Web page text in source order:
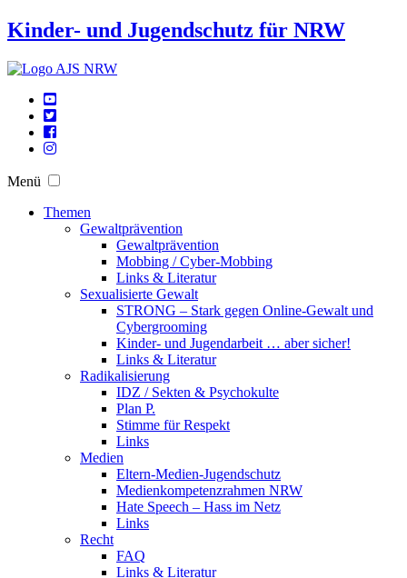
Kinder- und Jugendschutz für NRW
Menü
Themen
Gewaltprävention
Gewaltprävention
Mobbing / Cyber-Mobbing
Links & Literatur
Sexualisierte Gewalt
STRONG – Stark gegen Online-Gewalt und
Cybergrooming
Kinder- und Jugendarbeit … aber sicher!
Links & Literatur
Radikalisierung
IDZ / Sekten & Psychokulte
Plan P.
Stimme für Respekt
Links
Medien
Eltern-Medien-Jugendschutz
Medienkompetenzrahmen NRW
Hate Speech – Hass im Netz
Links
Recht
FAQ
Links & Literatur